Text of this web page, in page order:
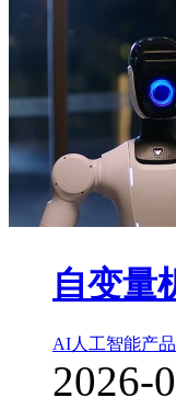
自变量
AI人工智能产
2026-